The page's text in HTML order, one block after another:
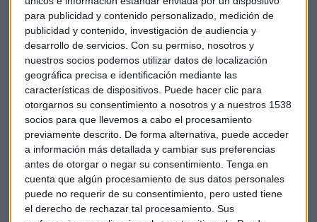
para publicidad y contenido personalizado, medición de
publicidad y contenido, investigación de audiencia y
desarrollo de servicios. Con su permiso, nosotros y
nuestros socios podemos utilizar datos de localización
geográfica precisa e identificación mediante las
características de dispositivos. Puede hacer clic para
otorgarnos su consentimiento a nosotros y a nuestros 1538
socios para que llevemos a cabo el procesamiento
previamente descrito. De forma alternativa, puede acceder
a información más detallada y cambiar sus preferencias
antes de otorgar o negar su consentimiento. Tenga en
cuenta que algún procesamiento de sus datos personales
puede no requerir de su consentimiento, pero usted tiene
el derecho de rechazar tal procesamiento. Sus
euros de patrimonio.
"Esta ha sido nuestraoportunidad para crear valor y
reafirmar nuestras posiciones" asegura López de Uralde.
Los objetivos a medio plazo para la gestora, en un momento
de plena reestructuración de la firma en España, es
mantener el buen papel de la compañía hasta conformarse
como la "referencia" del mercado.
"Nuestras palancas de crecimiento seránnuevos
productos de referencia, seguir implementando los que
tenemos que fortalecer otros que tenemos en cartera"